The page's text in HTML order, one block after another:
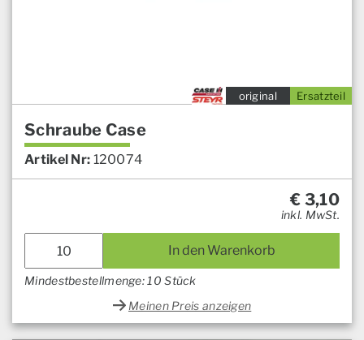
Ersatzteil
original
Schraube Case
Artikel Nr: 120074
€ 3,10
inkl. MwSt.
In den Warenkorb
Mindestbestellmenge: 10 Stück
Meinen Preis anzeigen